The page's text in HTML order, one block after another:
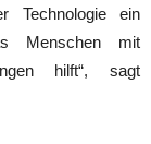
ein
Menschen mit
hilft“, sagt